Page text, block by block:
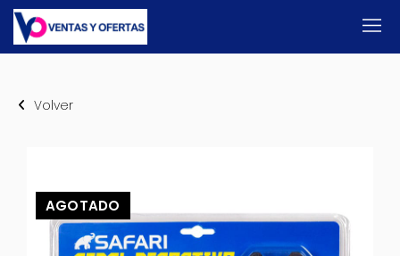
Volver
AGOTADO